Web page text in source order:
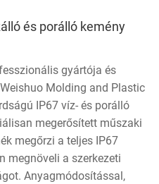
és porálló kemény
gyártója és
Molding and Plastic
IP67 víz- és porálló
megerősített műszaki
megőrzi a teljes IP67
megnöveli a szerkezeti
Anyagmódosítással,